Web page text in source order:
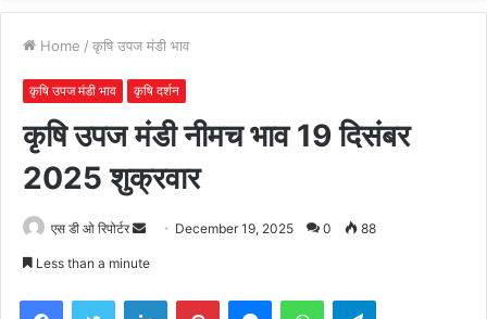
Home / कृषि उपज मंडी भाव
कृषि उपज मंडी भाव कृषि दर्शन
कृषि उपज मंडी नीमच भाव 19 दिसंबर
2025 शुक्रवार
एस डी ओ रिपोर्टर
Send December 19, 2025 0 88
Less than a minute
FacebookTwitter LinkedInPinterestMessengerWhatsAppTelegram